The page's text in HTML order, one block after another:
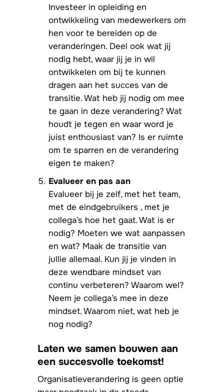
Investeer in opleiding en
ontwikkeling van medewerkers om
hen voor te bereiden op de
veranderingen. Deel ook wat jij
nodig hebt, waar jij je in wil
ontwikkelen om bij te kunnen
dragen aan het succes van de
transitie. Wat heb jij nodig om mee
te gaan in deze verandering? Wat
houdt je tegen en waar word je
juist enthousiast van? Is er ruimte
om te sparren en de verandering
eigen te maken?
Evalueer en pas aan
Evalueer bij je zelf, met het team,
met de eindgebruikers , met je
collega’s hoe het gaat. Wat is er
nodig? Moeten we wat aanpassen
en wat? Maak de transitie van
jullie allemaal. Kun jij je vinden in
deze wendbare mindset van
continu verbeteren? Waarom wel?
Neem je collega’s mee in deze
mindset. Waarom niet, wat heb je
nog nodig?
Laten we samen bouwen aan
een succesvolle toekomst!
Organisatieverandering is geen optie